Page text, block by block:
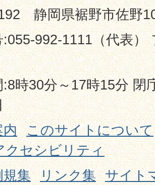
静岡県裾野市佐野
:055-992-1111（代表）
:8時30分～17時15分 閉
このサイトについて
クセシビリティ
集
リンク集
サイト